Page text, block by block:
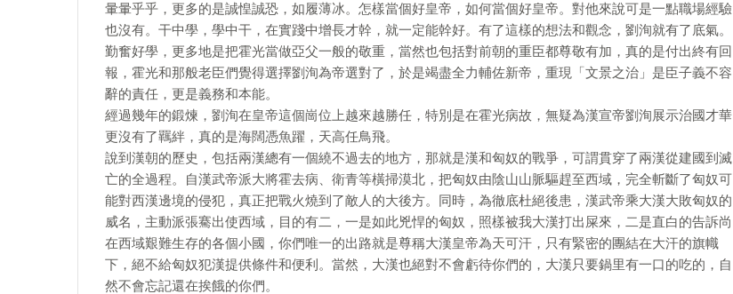
暈暈乎乎，更多的是誠惶誠恐，如履薄冰。怎樣當個好皇帝，如何當個好皇帝。對他來說可是一點職場經驗
也沒有。干中學，學中干，在實踐中增長才幹，就一定能幹好。有了這樣的想法和觀念，劉洵就有了底氣。
勤奮好學，更多地是把霍光當做亞父一般的敬重，當然也包括對前朝的重臣都尊敬有加，真的是付出終有回
報，霍光和那般老臣們覺得選擇劉洵為帝選對了，於是竭盡全力輔佐新帝，重現「文景之治」是臣子義不容
辭的責任，更是義務和本能。
經過幾年的鍛煉，劉洵在皇帝這個崗位上越來越勝任，特別是在霍光病故，無疑為漢宣帝劉洵展示治國才華
更沒有了羈絆，真的是海闊憑魚躍，天高任鳥飛。
說到漢朝的歷史，包括兩漢總有一個繞不過去的地方，那就是漢和匈奴的戰爭，可謂貫穿了兩漢從建國到滅
亡的全過程。自漢武帝派大將霍去病、衛青等橫掃漠北，把匈奴由陰山山脈驅趕至西域，完全斬斷了匈奴可
能對西漢邊境的侵犯，真正把戰火燒到了敵人的大後方。同時，為徹底杜絕後患，漢武帝乘大漢大敗匈奴的
威名，主動派張騫出使西域，目的有二，一是如此兇悍的匈奴，照樣被我大漢打出屎來，二是直白的告訴尚
在西域艱難生存的各個小國，你們唯一的出路就是尊稱大漢皇帝為天可汗，只有緊密的團結在大汗的旗幟
下，絕不給匈奴犯漢提供條件和便利。當然，大漢也絕對不會虧待你們的，大漢只要鍋里有一口的吃的，自
然不會忘記還在挨餓的你們。